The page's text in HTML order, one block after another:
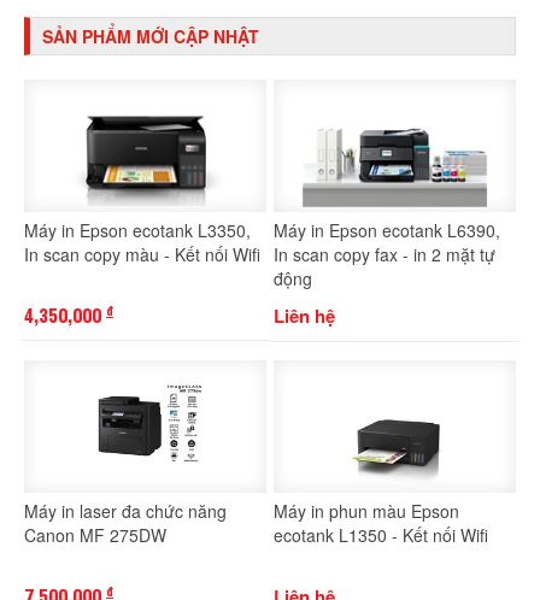
SẢN PHẨM MỚI CẬP NHẬT
Máy in Epson ecotank L3350,
In scan copy màu - Kết nối Wifi
4,350,000 đ
Máy in Epson ecotank L6390,
In scan copy fax - in 2 mặt tự
động
Liên hệ
Máy in laser đa chức năng
Canon MF 275DW
đ
Máy in phun màu Epson
ecotank L1350 - Kết nối Wifi